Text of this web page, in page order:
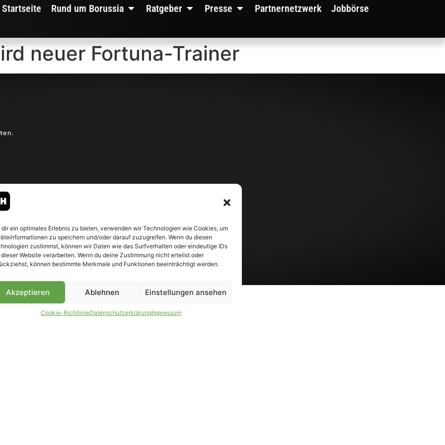
dir ein optimales Erlebnis zu bieten, verwenden wir Technologien wie Cookies, um
zu speichern und/oder darauf zuzugreifen. Wenn du diesen
zustimmst, können wir Daten wie das Surfverhalten oder eindeutige IDs
Website verarbeiten. Wenn du deine Zustimmung nicht erteilst oder
können bestimmte Merkmale und Funktionen beeinträchtigt werden.
Akzeptieren Ablehnen Einstellungen ansehen
Cookie-RichtlinieDatenschutzerklärungImpressum
Startseite Rund um Borussia Ratgeber Presse Partnernetzwerk Jobbörse
neuer Fortuna-Trainer